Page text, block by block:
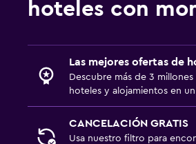
hoteles con
Las mejores ofertas de
Descubre más de 3
hoteles y alojamientos en
CANCELACIÓN GRATIS
Usa nuestro filtro para